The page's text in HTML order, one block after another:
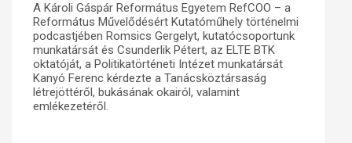
A Károli Gáspár Református Egyetem RefCOO – a
Református Művelődésért Kutatóműhely történelmi
podcastjében Romsics Gergelyt, kutatócsoportunk
munkatársát és Csunderlik Pétert, az ELTE BTK
oktatóját, a Politikatörténeti Intézet munkatársát
Kanyó Ferenc kérdezte a Tanácsköztársaság
létrejöttéről, bukásának okairól, valamint
emlékezetéről.